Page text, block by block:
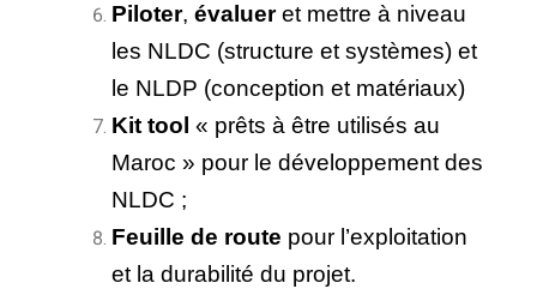
Piloter, évalueret mettre à niveau
les NLDC (structure et systèmes) et
le NLDP (conception et matériaux)
Kit tool « prêts à être utilisés au
Maroc » pour le développement des
NLDC ;
Feuill e de route pour l’exploitation
et la durabilité du projet.